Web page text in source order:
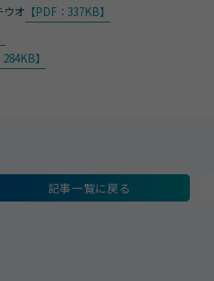
オ 【PDF：337KB】
284KB】
記事一覧に戻る